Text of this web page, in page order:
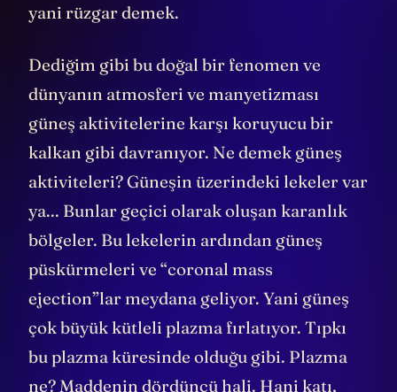
yani rüzgar demek.
Dediğim gibi bu doğal bir fenomen ve
dünyanın atmosferi ve manyetizması
güneş aktivitelerine karşı koruyucu bir
kalkan gibi davranıyor. Ne demek güneş
aktiviteleri? Güneşin üzerindeki lekeler var
ya... Bunlar geçici olarak oluşan karanlık
bölgeler. Bu lekelerin ardından güneş
püskürmeleri ve “coronal mass
ejection”lar meydana geliyor. Yani güneş
çok büyük kütleli plazma fırlatıyor. Tıpkı
bu plazma küresinde olduğu gibi. Plazma
ne? Maddenin dördüncü hali. Hani katı,